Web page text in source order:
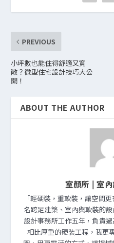
PREVIOUS
小坪數也能住得舒適又寬
敞？微型住宅設計技巧大公
開！
ABOUT THE AUTHOR
室顏所 | 室
「輕硬裝，重軟裝，讓空間
名跨足建築、室內與軟裝的
設計事務所工作五年，負責
相比厚重的硬裝工程，我更